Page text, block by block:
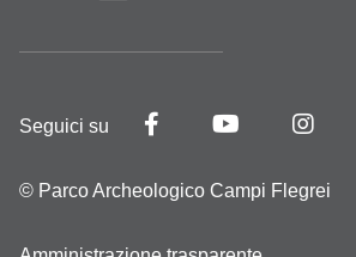
Seguici su
© Parco Archeologico Campi Flegrei